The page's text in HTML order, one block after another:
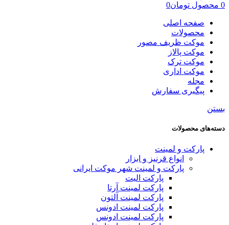
0 محصول تومان0
صفحه اصلی
محصولات
موکت ظریف مصور
موکت پالاز
موکت ترک
موکت اداری
مجله
پیگیری سفارش
بستن
دسته‌های محصولات
پارکت و لمینت
انواع قرنیز و ابزار
پارکت و لمینت شهر موکت ایرانی
پارکت الیت
پارکت لمینت آرتا
پارکت لمینت آلتون
پارکت لمینت ادونس
پارکت لمینت ادونس